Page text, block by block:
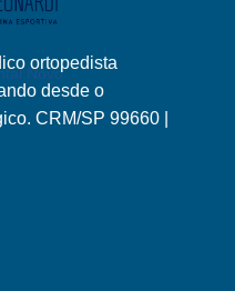
Novo
ortopedista
desde o
CRM/SP 99660 |